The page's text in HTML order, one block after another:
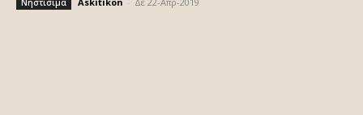
Νηστίσιμα